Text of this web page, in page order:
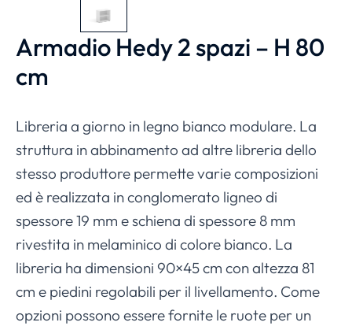
Armadio Hedy 2 spazi – H 80
cm
Libreria a giorno in legno bianco modulare. La
struttura in abbinamento ad altre libreria dello
stesso produttore permette varie composizioni
ed è realizzata in conglomerato ligneo di
spessore 19 mm e schiena di spessore 8 mm
rivestita in melaminico di colore bianco. La
libreria ha dimensioni 90×45 cm con altezza 81
cm e piedini regolabili per il livellamento. Come
opzioni possono essere fornite le ruote per un